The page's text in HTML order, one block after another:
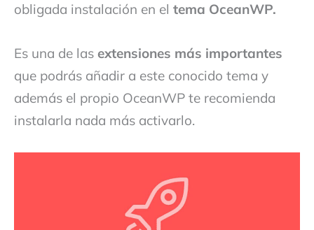
obligada instalación en el tema OceanWP.
Es una de las extensiones más importantes
que podrás añadir a este conocido tema y
además el propio OceanWP te recomienda
instalarla nada más activarlo.